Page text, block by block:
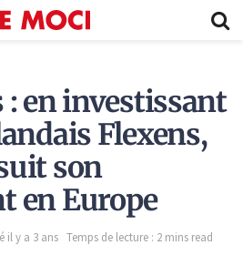
: en investissant
Flexens,
son
en Europe
il y a 3 ans Temps de lecture : 2 mins read